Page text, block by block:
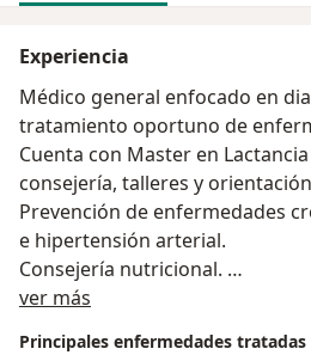
Experiencia
Médico general enfocado en
tratamiento oportuno de
Cuenta con Master en
consejería, talleres y
Prevención de enfermedades
e hipertensión arterial.
Consejería nutricional.
Consejería de salud sexual y
ver más
Principales enfermedades tratadas